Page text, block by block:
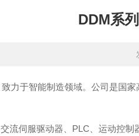
DDM系
力于智能制造领域。公司是国
伺服驱动器、PLC、运动控制